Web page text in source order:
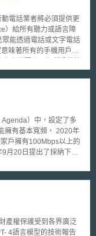
電話業者將必須提供更
）給所有聽力或語言障
能透過電話或文字電話
味著所有的手機用戶將
在經過
現，通話者對於對話速
快速如正常人一般的溝
輸。如此將使交談雙方
更多種類的設備。為了
Ofcom也將要求電信業
）中，設定了多
擁有基本寬頻， 2020年
戶擁有100Mbps以上的
月20日提出了採納下世
出未來五年的無線電頻
與2009年兩度就建議
維護競爭間取得適當平
者之光纖網路接取進
產權保護受到各界廣泛
4語言模型的技術報告